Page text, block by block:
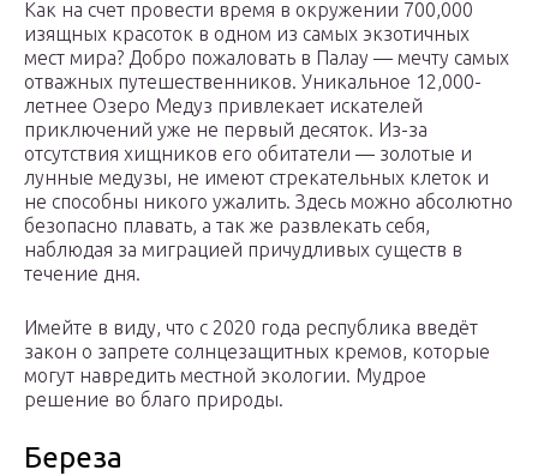
Как на счет провести время в окружении 700,000
изящных красоток в одном из самых экзотичных
мест мира? Добро пожаловать в Палау — мечту самых
отважных путешественников. Уникальное 12,000-
летнее Озеро Медуз привлекает искателей
приключений уже не первый десяток. Из-за
отсутствия хищников его обитатели — золотые и
лунные медузы, не имеют стрекательных клеток и
не способны никого ужалить. Здесь можно абсолютно
безопасно плавать, а так же развлекать себя,
наблюдая за миграцией причудливых существ в
течение дня.
Имейте в виду, что с 2020 года республика введёт
закон о запрете солнцезащитных кремов, которые
могут навредить местной экологии. Мудрое
решение во благо природы.
Береза